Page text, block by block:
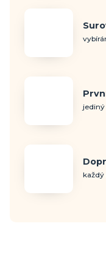
jediný
každý